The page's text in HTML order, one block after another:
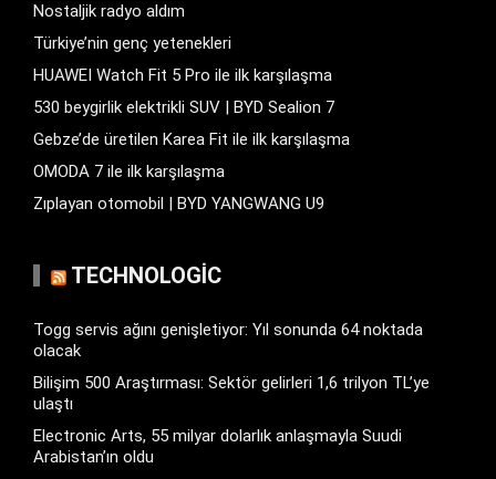
Nostaljik radyo aldım
Türkiye’nin genç yetenekleri
HUAWEI Watch Fit 5 Pro ile ilk karşılaşma
530 beygirlik elektrikli SUV | BYD Sealion 7
Gebze’de üretilen Karea Fit ile ilk karşılaşma
OMODA 7 ile ilk karşılaşma
Zıplayan otomobil | BYD YANGWANG U9
TECHNOLOGIC
Togg servis ağını genişletiyor: Yıl sonunda 64 noktada
olacak
Bilişim 500 Araştırması: Sektör gelirleri 1,6 trilyon TL’ye
ulaştı
Electronic Arts, 55 milyar dolarlık anlaşmayla Suudi
Arabistan’ın oldu